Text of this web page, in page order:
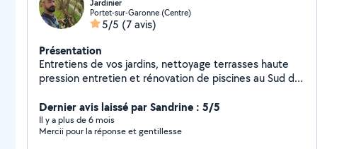
Jardinier
Portet-sur-Garonne (Centre)
5/5 (7 avis)
Présentation
Entretiens de vos jardins, nettoyage terrasses haute
pression entretien et rénovation de piscines au Sud de
Dernier avis laissé par Sandrine : 5/5
Il y a plus de 6 mois
Mercii pour la réponse et gentillesse